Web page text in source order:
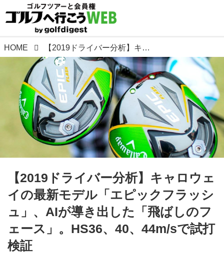
HOME 【2019ドライバー分析】キャロウェイの最新モデル「エピックフラッシュ」、AIが導き出した「飛ばしのフェース」。HS36、40、44m/sで試打検証
【2019ドライバー分析】キャロウェ
イの最新モデル「エピックフラッシ
ュ」、AIが導き出した「飛ばしのフ
ェース」。HS36、40、44m/sで試打
検証